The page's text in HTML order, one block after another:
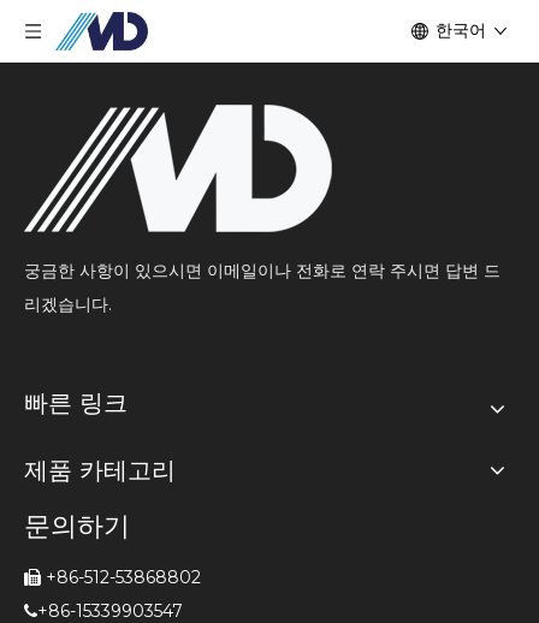
한국어
궁금한 사항이 있으시면 이메일이나 전화로 연락 주시면 답변 드
리겠습니다.
빠른 링크
제품 카테고리
문의하기
 +86-512-53868802
+86-15339903547